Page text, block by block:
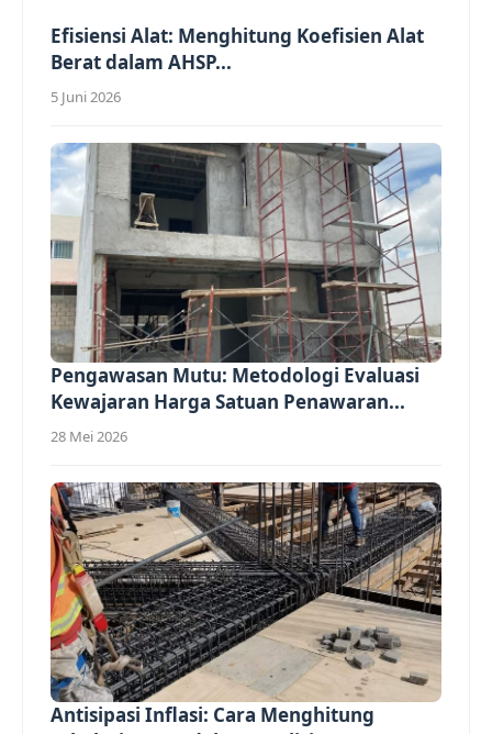
Efisiensi Alat: Menghitung Koefisien Alat
Berat dalam AHSP...
5 Juni 2026
Pengawasan Mutu: Metodologi Evaluasi
Kewajaran Harga Satuan Penawaran...
28 Mei 2026
Antisipasi Inflasi: Cara Menghitung